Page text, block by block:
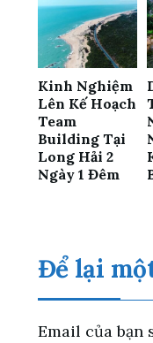
Kinh Nghiệm
Lên Kế Hoạch
Team
Building Tại
Long Hải 2
Ngày 1 Đêm
Để lại
Email của bạn